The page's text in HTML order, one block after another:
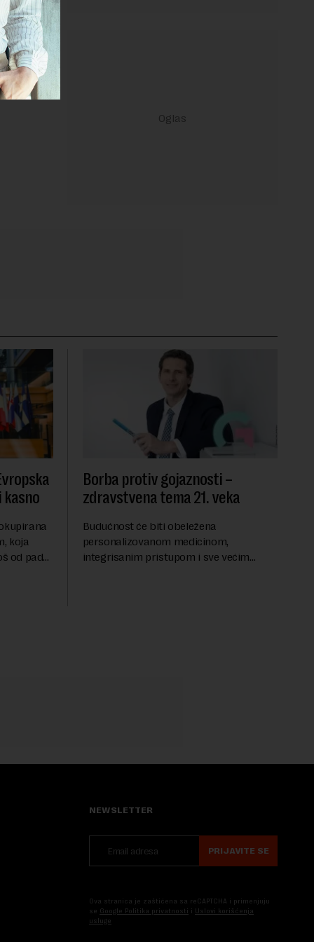
koja
od pada
Borba protiv gojaznosti –
zdravstvena tema 21. veka
Budućnost će biti obeležena
personalizovanom medicinom,
integrisanim pristupom i sve većim
NEWSLETTER
PRIJAVITE SE
Ova stranica je zaštićena sa reCAPTCHA i primenjuju
se Google Politika privatnosti i Uslovi korišćenja
usluge